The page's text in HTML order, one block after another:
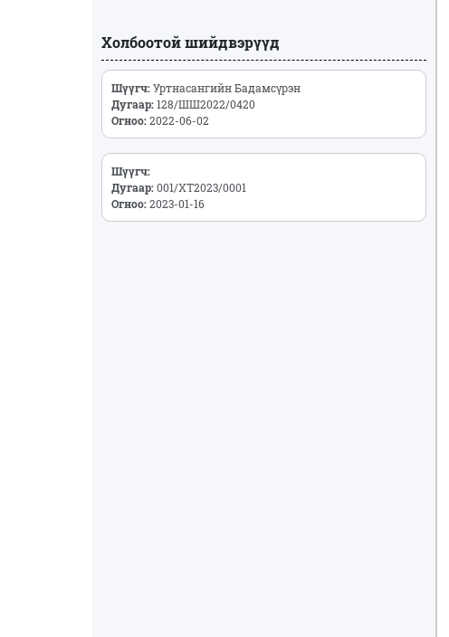
Холбоотой шийдвэрүүд
Шүүгч:Уртнасангийн Бадамсүрэн
Дугаар:128/ШШ2022/0420
Огноо:2022-06-02
Шүүгч:
Дугаар:001/ХТ2023/0001
Огноо:2023-01-16